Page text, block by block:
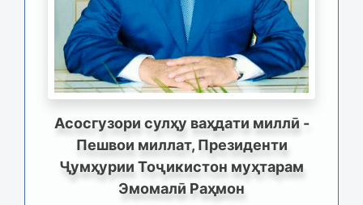
Асосгузори сулҳу ваҳдати миллӣ -
Пешвои миллат, Президенти
Ҷумҳурии Тоҷикистон муҳтарам
Эмомалӣ Раҳмон